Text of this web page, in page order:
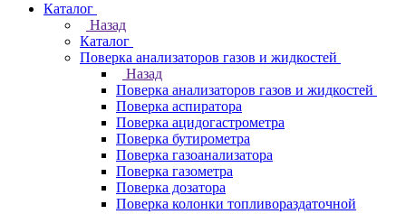
Каталог
Назад
Каталог
Поверка анализаторов газов и жидкостей
Назад
Поверка анализаторов газов и жидкостей
Поверка аспиратора
Поверка ацидогастрометра
Поверка бутирометра
Поверка газоанализатора
Поверка газометра
Поверка дозатора
Поверка колонки топливораздаточной